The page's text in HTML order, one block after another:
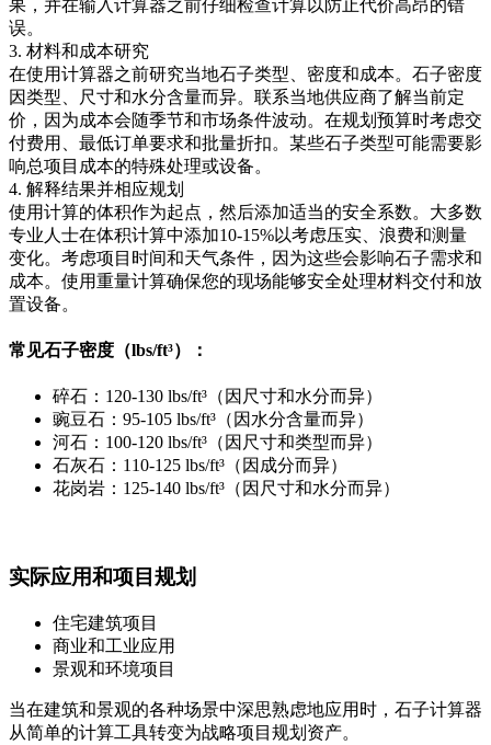
果，并在输入计算器之前仔细检查计算以防止代价高昂的错
误。
3. 材料和成本研究
在使用计算器之前研究当地石子类型、密度和成本。石子密度
因类型、尺寸和水分含量而异。联系当地供应商了解当前定
价，因为成本会随季节和市场条件波动。在规划预算时考虑交
付费用、最低订单要求和批量折扣。某些石子类型可能需要影
响总项目成本的特殊处理或设备。
4. 解释结果并相应规划
使用计算的体积作为起点，然后添加适当的安全系数。大多数
专业人士在体积计算中添加10-15%以考虑压实、浪费和测量
变化。考虑项目时间和天气条件，因为这些会影响石子需求和
成本。使用重量计算确保您的现场能够安全处理材料交付和放
置设备。
常见石子密度（lbs/ft³）：
碎石：120-130 lbs/ft³（因尺寸和水分而异）
豌豆石：95-105 lbs/ft³（因水分含量而异）
河石：100-120 lbs/ft³（因尺寸和类型而异）
石灰石：110-125 lbs/ft³（因成分而异）
花岗岩：125-140 lbs/ft³（因尺寸和水分而异）
实际应用和项目规划
住宅建筑项目
商业和工业应用
景观和环境项目
当在建筑和景观的各种场景中深思熟虑地应用时，石子计算器
从简单的计算工具转变为战略项目规划资产。